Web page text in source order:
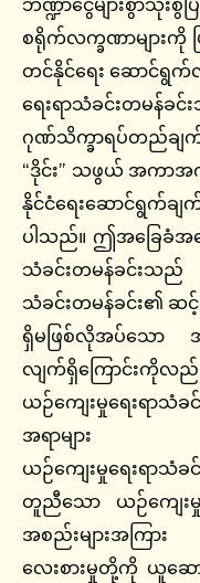
စရိုက်လက္ခဏာများကို
တင်နိုင်ရေး ဆောင်ရွက်
ရေးရာသံခင်းတမန်ခ
ဂုဏ်သိက္ခာရပ်တည်ခ
“ဒိုင်း” သဖွယ် အကာ
နိုင်ငံရေးဆောင်ရွက်
ပါသည်။ ဤအခြေခံအက
သံခင်းတမန်ခင်းသ
သံခင်းတမန်ခင်း၏
ရှိမဖြစ်လိုအပ်သော
လျက်ရှိကြောင်းကိုလ
ယဉ်ကျေးမှုရေးရာသံ
အရာများ
ယဉ်ကျေးမှုရေးရာသံခ
တူညီသော ယဉ်ကျေး
အစည်းများအကြာ
လေးစားမှုတို့ကို ယူဆော